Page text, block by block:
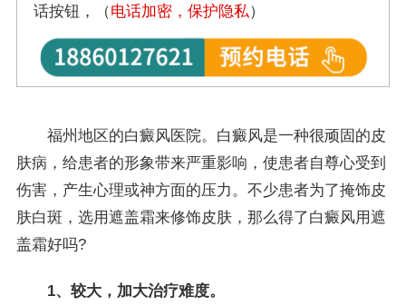
话按钮，（电话加密，保护隐私）
福州地区的白癜风医院。白癜风是一种很顽固的皮
肤病，给患者的形象带来严重影响，使患者自尊心受到
伤害，产生心理或神方面的压力。不少患者为了掩饰皮
肤白斑，选用遮盖霜来修饰皮肤，那么得了白癜风用遮
盖霜好吗?
1、较大，加大治疗难度。